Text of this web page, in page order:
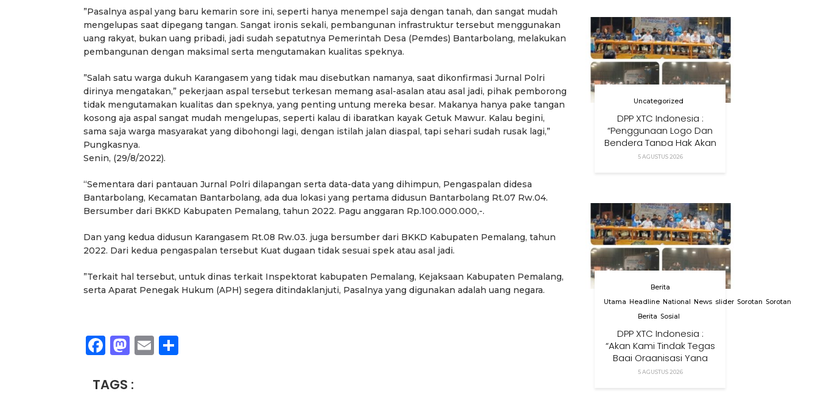
”Pasalnya aspal yang baru kemarin sore ini, seperti hanya menempel saja dengan tanah, dan sangat mudah
mengelupas saat dipegang tangan. Sangat ironis sekali, pembangunan infrastruktur tersebut menggunakan
uang rakyat, bukan uang pribadi, jadi sudah sepatutnya Pemerintah Desa (Pemdes) Bantarbolang, melakukan
pembangunan dengan maksimal serta mengutamakan kualitas speknya.
”Salah satu warga dukuh Karangasem yang tidak mau disebutkan namanya, saat dikonfirmasi Jurnal Polri
dirinya mengatakan,” pekerjaan aspal tersebut terkesan memang asal-asalan atau asal jadi, pihak pemborong
tidak mengutamakan kualitas dan speknya, yang penting untung mereka besar. Makanya hanya pake tangan
kosong aja aspal sangat mudah mengelupas, seperti kalau di ibaratkan kayak Getuk Mawur. Kalau begini,
sama saja warga masyarakat yang dibohongi lagi, dengan istilah jalan diaspal, tapi sehari sudah rusak lagi,”
Pungkasnya.
Senin, (29/8/2022).
“Sementara dari pantauan Jurnal Polri dilapangan serta data-data yang dihimpun, Pengaspalan didesa
Bantarbolang, Kecamatan Bantarbolang, ada dua lokasi yang pertama didusun Bantarbolang Rt.07 Rw.04.
Bersumber dari BKKD Kabupaten Pemalang, tahun 2022. Pagu anggaran Rp.100.000.000,-.
Dan yang kedua didusun Karangasem Rt.08 Rw.03. juga bersumber dari BKKD Kabupaten Pemalang, tahun
2022. Dari kedua pengaspalan tersebut Kuat dugaan tidak sesuai spek atau asal jadi.
”Terkait hal tersebut, untuk dinas terkait Inspektorat kabupaten Pemalang, Kejaksaan Kabupaten Pemalang,
serta Aparat Penegak Hukum (APH) segera ditindaklanjuti, Pasalnya yang digunakan adalah uang negara.
Facebook
Mastodon
Email
TAGS :
Uncategorized
DPP XTC Indonesia :
“Penggunaan Logo Dan
Bendera Tanpa Hak Akan
Ditindak”
5 AGUSTUS 2026
Berita
Utama
Headline National News slider Sorotan Sorotan
Berita Sosial
DPP XTC Indonesia :
“Akan Kami Tindak Tegas
Bagi Organisasi Yang
Menggunakan Nama,
5 AGUSTUS 2026